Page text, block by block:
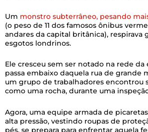
Um monstro subterrâneo, pesando
(o peso de 11 dos famosos ônibus
andares da capital britânica), respirava
esgotos londrinos.
Ele cresceu sem ser notado na rede da
passa embaixo daquela rua de grande
um grupo de trabalhadores encontrou
como uma rocha, durante uma
Agora, uma equipe armada de
alta pressão, vestindo roupas de
pés, se prepara para enfrentar aquela